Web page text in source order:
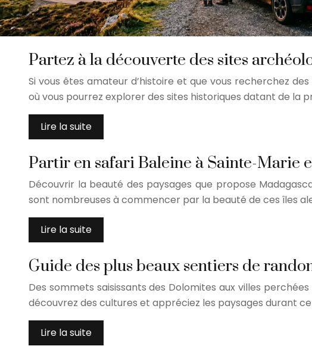
Partez à la découverte des sites
Si vous êtes amateur d’histoire et que vous recherchez
où vous pourrez explorer des sites historiques datant de la
Lire la suite
Partir en safari Baleine à Sainte-Marie
Découvrir la beauté des paysages que propose
sont nombreuses à commencer par la beauté de ces îles
Lire la suite
Guide des plus beaux sentiers de
Des sommets saisissants des Dolomites aux villes
découvrez des cultures et appréciez les paysages durant
Lire la suite